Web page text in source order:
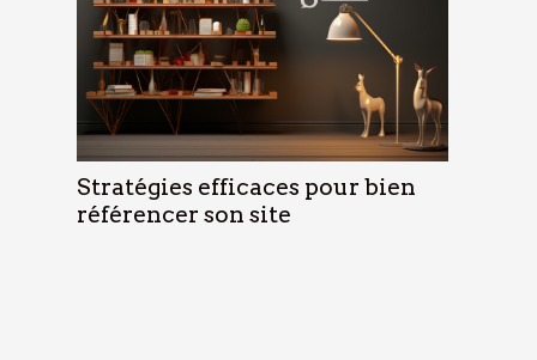
Stratégies efficaces pour bien
référencer son site